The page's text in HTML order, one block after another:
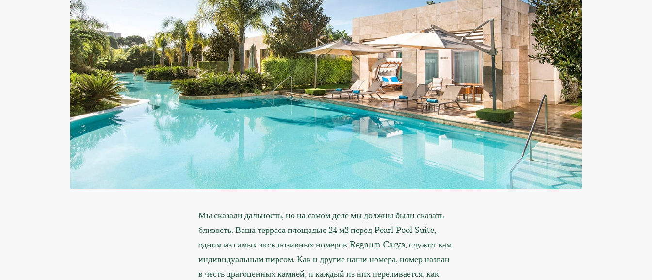
Мы сказали дальность, но на самом деле мы должны были сказать
близость. Ваша терраса площадью 24 м2 перед Pearl Pool Suite,
одним из самых эксклюзивных номеров Regnum Carya, служит вам
индивидуальным пирсом. Как и другие наши номера, номер назван
в честь драгоценных камней, и каждый из них переливается, как